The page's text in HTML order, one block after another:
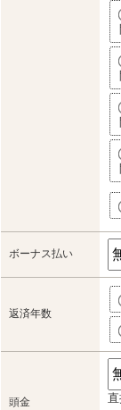
ボーナス払い
返済年数
頭金